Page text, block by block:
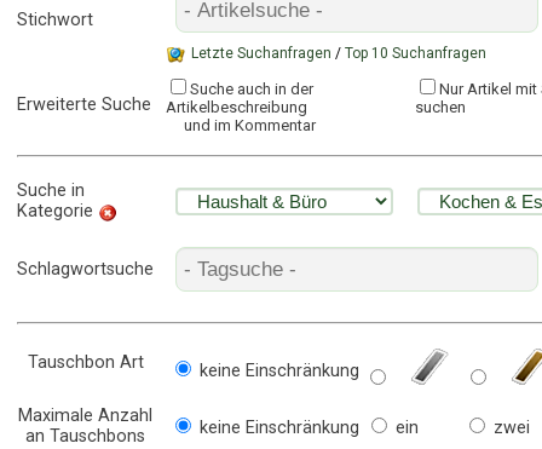
Stichwort
Letzte Suchanfragen / Top 10 Suchanfragen
Erweiterte Suche
Suche auch in der
Artikelbeschreibung
und im Kommentar
Nur Artikel
suchen
Suche in
Kategorie
Schlagwortsuche
Tauschbon Art keine Einschränkung
Maximale Anzahl
an Tauschbons
keine Einschränkung ein zwei